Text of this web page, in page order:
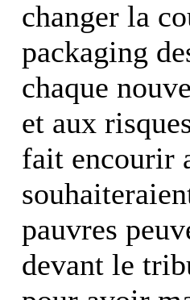
changer la
packaging
chaque
et aux
fait encourir
pauvres
devant le